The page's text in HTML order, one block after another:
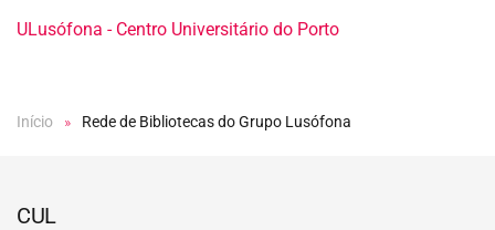
ULusófona - Centro Universitário do Porto
Início Rede de Bibliotecas do Grupo Lusófona
CUL